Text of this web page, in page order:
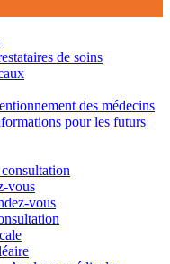
de soins
des médecins
pour les futurs
vous
vous